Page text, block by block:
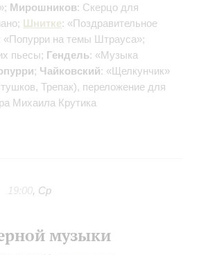
Мирошников: Скерцо для
Шнитке: «Поздравительное
«Попурри на темы Штрауса»;
пьесы; Гендель: «Музыка
; Чайковский: «Щелкунчик»
Трепак), переложение для
Михаила Крутика
19:00, Ср
музыки